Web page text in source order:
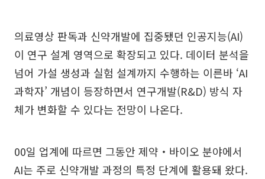
의료영상 판독과 신약개발에 집중됐던 인공지능(AI)
이 연구 설계 영역으로 확장되고 있다. 데이터 분석을
넘어 가설 생성과 실험 설계까지 수행하는 이른바 ‘AI
과학자’ 개념이 등장하면서 연구개발(R&D) 방식 자
체가 변화할 수 있다는 전망이 나온다.
00일 업계에 따르면 그동안 제약‧바이오 분야에서
AI는 주로 신약개발 과정의 특정 단계에 활용돼 왔다.